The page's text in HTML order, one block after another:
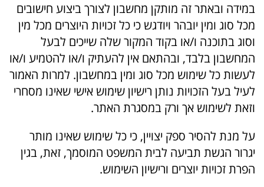
במידה ובאתר זה מותקן מחשבון לצורך ביצוע חישובים
מכל סוג ומין יובהר ויודגש כי כל זכויות היוצרים מכל מין
וסוג בתוכנה ו/או בקוד המקור שלה שייכים לבעל
המחשבון בלבד, ובהתאם אין להעתיק ו/או להטמיע ו/או
לעשות כל שימוש מכל סוג ומין במחשבון. למרות האמור
לעיל בעל הזכויות נותן רישיון שימוש אישי שאינו מסחרי
וזאת לשימוש אך ורק במסגרת האתר.
על מנת להסיר ספק יצויין, כי כל שימוש שאינו מותר
יגרור הגשת תביעה לבית המשפט המוסמך, זאת, בגין
הפרת זכויות יוצרים ורישיון השימוש.